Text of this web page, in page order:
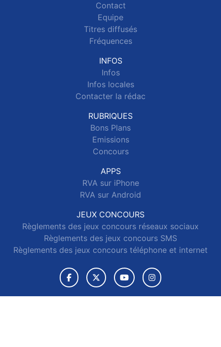
Contact
Equipe
Titres diffusés
Fréquences
INFOS
Infos
Infos locales
Contacter la rédac
RUBRIQUES
Bons Plans
Emissions
Concours
APPS
RVA sur iPhone
RVA sur Android
JEUX CONCOURS
Règlements des jeux concours réseaux sociaux
Règlements des jeux concours SMS
Règlements des jeux concours téléphone et internet